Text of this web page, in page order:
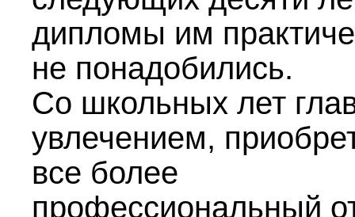
дипломы им
не понадобились.
Со школьных лет
увлечением,
все более
профессиональный